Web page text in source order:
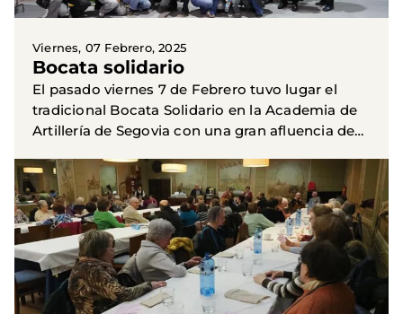
Viernes, 07 Febrero, 2025
Bocata solidario
El pasado viernes 7 de Febrero tuvo lugar el
tradicional Bocata Solidario en la Academia de
Artillería de Segovia con una gran afluencia de
generosidad con...